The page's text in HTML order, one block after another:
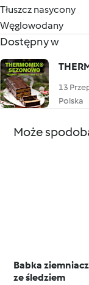
Tłuszcz nasycony
Węglowodany
Dostępny w
13
Polska
Może
Babka
ze śledziem